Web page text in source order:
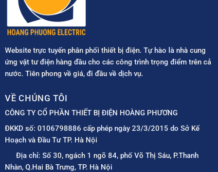
Website trực tuyến phân phối thiết bị điện. Tự hào là nhà cung
ứng vật tư điện hàng đầu cho các công trình trọng điểm trên cả
nước. Tiên phong về giá, đi đầu về dịch vụ.
VỀ CHÚNG TÔI
CÔNG TY CỔ PHẦN THIẾT BỊ ĐIỆN HOÀNG PHƯƠNG
ĐKKD số: 0106798886 cấp phép ngày 23/3/2015 do Sở Kế
Hoạch và Đầu Tư TP. Hà Nội
Địa chỉ: Số 30, ngách 1 ngõ 84, phố Võ Thị Sáu, P.Thanh
Nhàn, Q.Hai Bà Trưng, TP. Hà Nội